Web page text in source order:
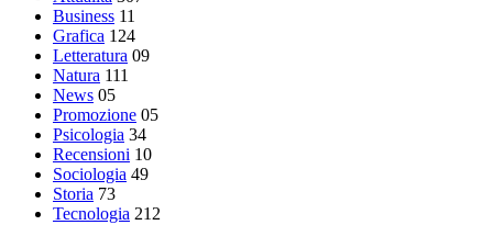
Business 11
Grafica 124
Letteratura 09
Natura 111
News 05
Promozione 05
Psicologia 34
Recensioni 10
Sociologia 49
Storia 73
Tecnologia 212